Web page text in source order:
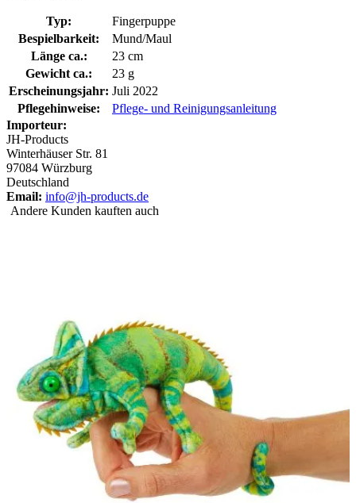
Typ:
Fingerpuppe
Bespielbarkeit:
Mund/Maul
Länge ca.:
23 cm
Gewicht ca.:
23 g
Erscheinungsjahr: Juli 2022
Pflegehinweise:
Pflege- und Reinigungsanleitung
Importeur:
JH-Products
Winterhäuser Str. 81
97084 Würzburg
Deutschland
Email: info@jh-products.de
Andere Kunden kauften auch